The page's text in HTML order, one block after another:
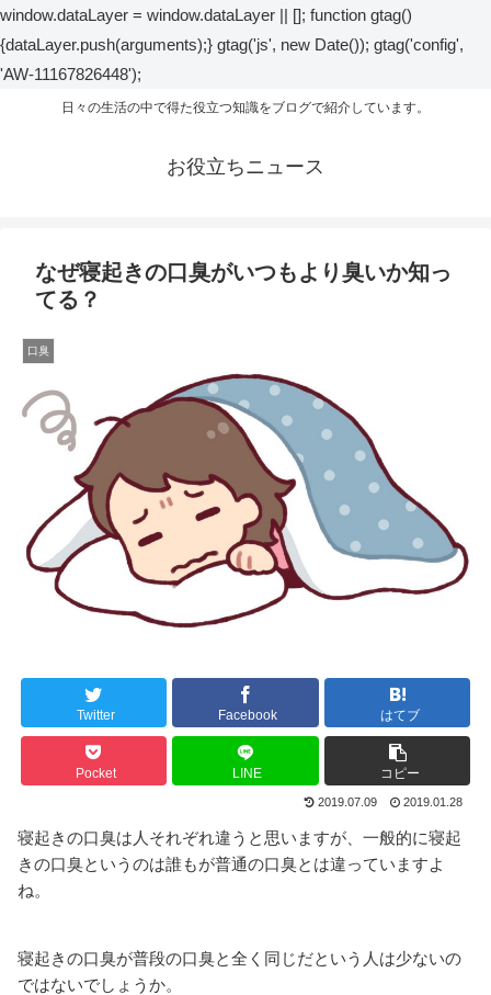
window.dataLayer = window.dataLayer || []; function gtag()
{dataLayer.push(arguments);} gtag('js', new Date()); gtag('config',
'AW-11167826448');
日々の生活の中で得た役立つ知識をブログで紹介しています。
お役立ちニュース
なぜ寝起きの口臭がいつもより臭いか知っ
てる？
口臭
Twitter Facebook はてブ
Pocket LINE コピー
2019.07.09 2019.01.28
寝起きの口臭は人それぞれ違うと思いますが、一般的に寝起
きの口臭というのは誰もが普通の口臭とは違っていますよ
ね。
寝起きの口臭が普段の口臭と全く同じだという人は少ないの
ではないでしょうか。